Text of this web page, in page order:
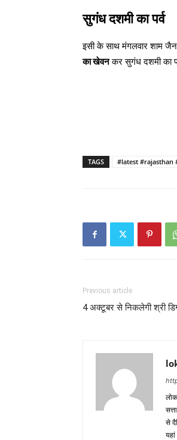
सुगंध दशमी का पर्व
इसी के साथ मंगलवार शाम
का खेवनकर सुगंध दशमी का
TAGS #latest #rajasthan
Previous article
4 अक्टूबर से निकलेगी श्री
से